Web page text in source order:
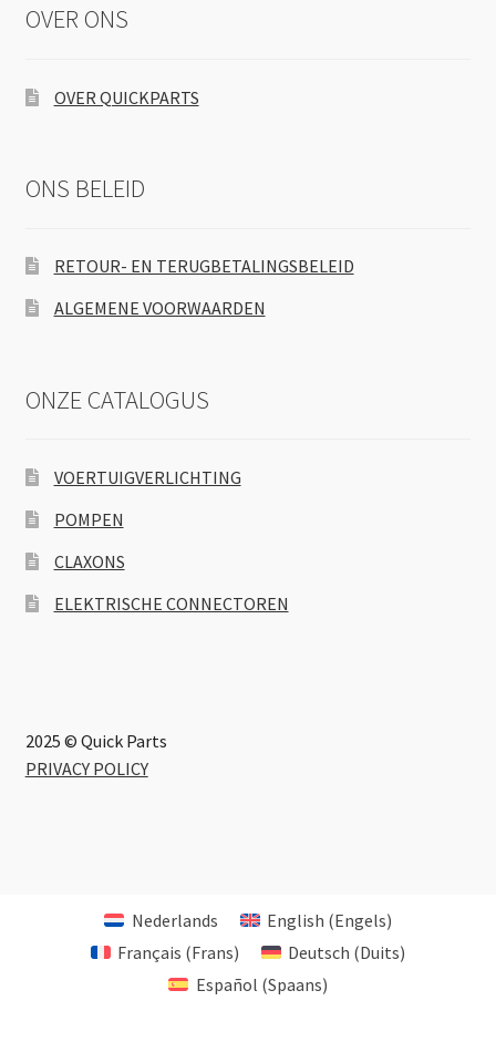
OVER ONS
OVER QUICKPARTS
ONS BELEID
RETOUR- EN TERUGBETALINGSBELEID
ALGEMENE VOORWAARDEN
ONZE CATALOGUS
VOERTUIGVERLICHTING
POMPEN
CLAXONS
ELEKTRISCHE CONNECTOREN
2025 © Quick Parts
PRIVACY POLICY
Nederlands English (Engels)
Français (Frans) Deutsch (Duits)
Español (Spaans)